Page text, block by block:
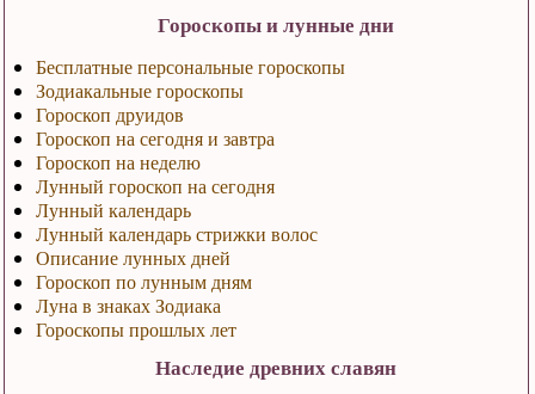
Гороскопы и лунные дни
Бесплатные персональные гороскопы
Зодиакальные гороскопы
Гороскоп друидов
Гороскоп на сегодня и завтра
Гороскоп на неделю
Лунный гороскоп на сегодня
Лунный календарь
Лунный календарь стрижки волос
Описание лунных дней
Гороскоп по лунным дням
Луна в знаках Зодиака
Гороскопы прошлых лет
Наследие древних славян